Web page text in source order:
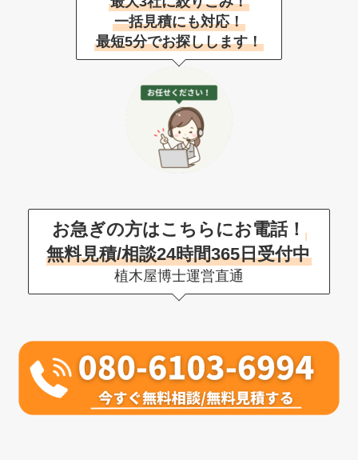
一括見積にも対応！
最短5分でお探しします！
お急ぎの方はこちらにお電話！
無料見積/相談24時間365日受付中
植木屋博士運営直通